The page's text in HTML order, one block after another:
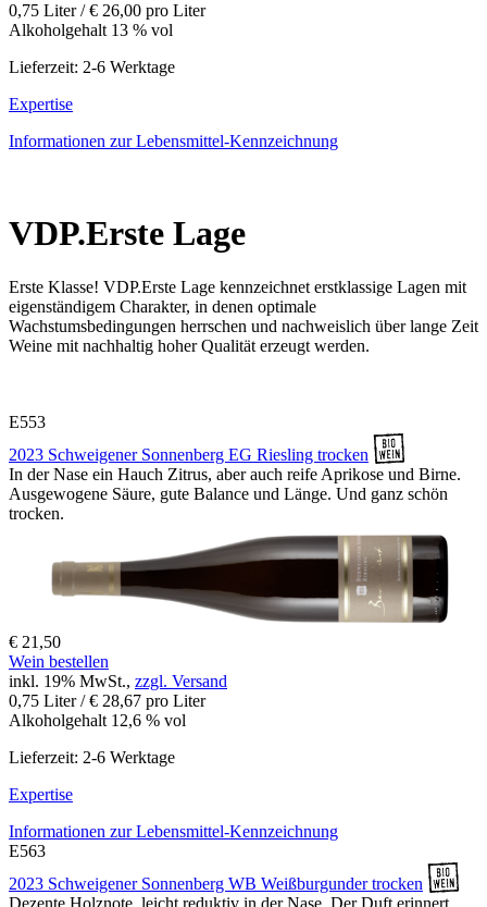
0,75 Liter / € 26,00 pro Liter
Alkoholgehalt 13 % vol
Lieferzeit: 2-6 Werktage
Expertise
Informationen zurLebensmittel-Kennzeichnung
VDP.Erste Lage
Erste Klasse! VDP.Erste Lage kennzeichnet erstklassige Lagen mit
eigenständigem Charakter, in denen optimale
Wachstumsbedingungen herrschen und nachweislich über lange Zeit
Weine mit nachhaltig hoher Qualität erzeugt werden.
E553
2023 Schweigener Sonnenberg EG Riesling trocken
In der Nase ein Hauch Zitrus, aber auch reife Aprikose und Birne.
Ausgewogene Säure, gute Balance und Länge. Und ganz schön
trocken.
€ 21,50
Wein bestellen
inkl. 19% MwSt., zzgl. Versand
0,75 Liter / € 28,67 pro Liter
Alkoholgehalt 12,6 % vol
Lieferzeit: 2-6 Werktage
Expertise
Informationen zurLebensmittel-Kennzeichnung
E563
2023 Schweigener Sonnenberg WB Weißburgunder trocken
Dezente Holznote, leicht reduktiv in der Nase. Der Duft erinnert